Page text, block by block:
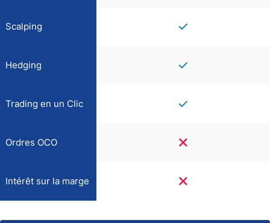
Scalping
Hedging
Trading en un Clic
Ordres OCO
Intérêt sur la marge